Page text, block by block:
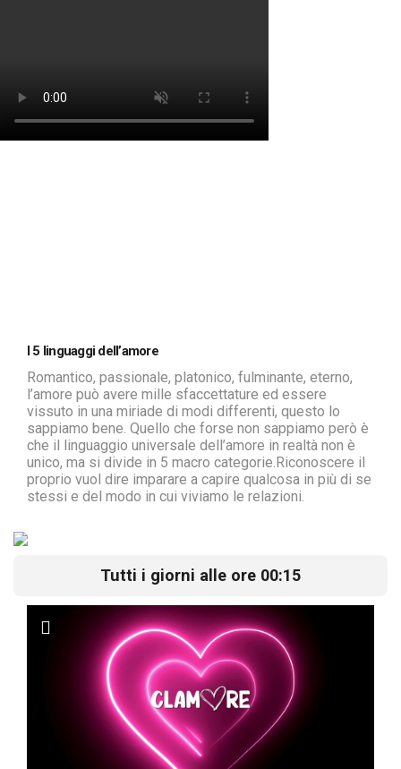
I 5 linguaggi dell’amore
Romantico, passionale, platonico, fulminante, eterno,
l’amore può avere mille sfaccettature ed essere
vissuto in una miriade di modi differenti, questo lo
sappiamo bene. Quello che forse non sappiamo però è
che il linguaggio universale dell’amore in realtà non è
unico, ma si divide in 5 macro categorie.Riconoscere il
proprio vuol dire imparare a capire qualcosa in più di se
stessi e del modo in cui viviamo le relazioni.
Tutti i giorni alle ore 00:15